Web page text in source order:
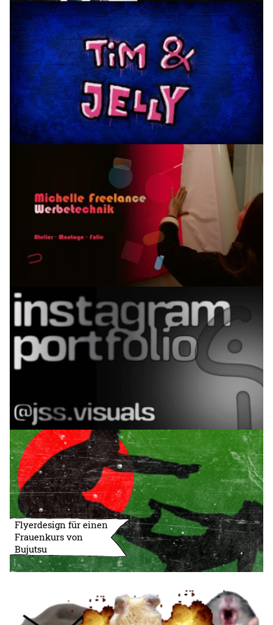
Flyerdesign für einen
Frauenkurs von
Bujutsu